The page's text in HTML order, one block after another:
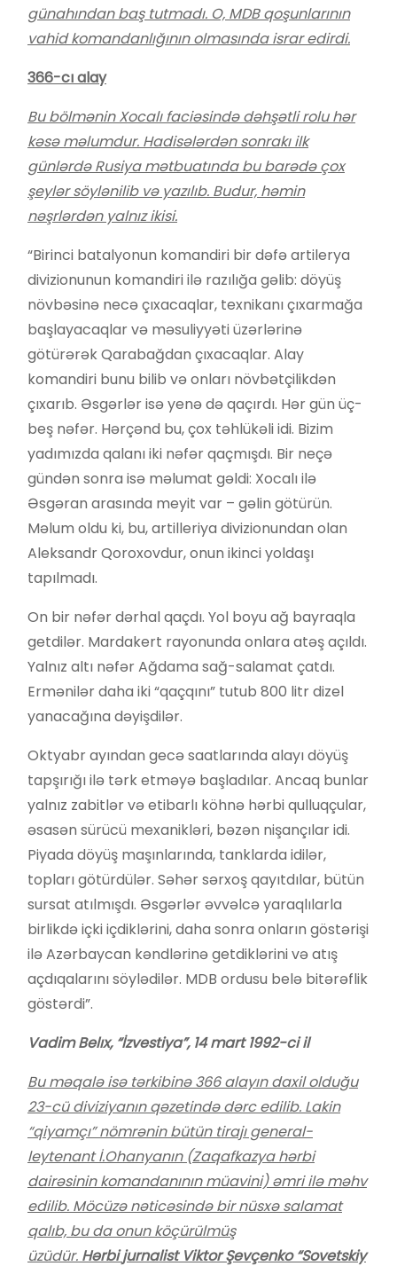
günahından baş tutmadı. O, MDB qoşunlarının
vahid komandanlığının olmasında israr edirdi.
366-cı alay
Bu bölmənin Xocalı faciəsində dəhşətli roluhər
kəsəməlumdur. Hadisələrdən sonrakı ilk
günlərdə Rusiya mətbuatında bu barədə çox
şeylərsöylənilibvə yazılıb. Budur, həmin
nəşrlərdən yalnız ikisi.
“Birinci batalyonun komandiri bir dəfə artilerya
divizionunun komandiri ilə razılığa gəlib: döyüş
növbəsinə necə çıxacaqlar, texnikanı çıxarmağa
başlayacaqlar və məsuliyyəti üzərlərinə
götürərək Qarabağdan çıxacaqlar. Alay
komandiri bunu bilib və onları növbətçilikdən
çıxarıb. Əsgərlər isə yenə də qaçırdı. Hər gün üç-
beş nəfər. Hərçənd bu, çox təhlükəli idi. Bizim
yadımızda qalanı iki nəfər qaçmışdı. Bir neçə
gündən sonra isə məlumat gəldi: Xocalı ilə
Əsgəran arasında meyit var – gəlin götürün.
Məlum oldu ki, bu, artilleriya divizionundan olan
Aleksandr Qoroxovdur, onun ikinci yoldaşı
tapılmadı.
On bir nəfər dərhal qaçdı. Yol boyu ağ bayraqla
getdilər. Mardakert rayonunda onlara atəş açıldı.
Yalnız altı nəfər Ağdama sağ-salamat çatdı.
Ermənilər daha iki “qaçqını” tutub 800 litr dizel
yanacağına dəyişdilər.
Oktyabr ayından gecə saatlarında alayı döyüş
tapşırığı ilə tərk etməyə başladılar. Ancaq bunlar
yalnız zabitlər və etibarlı köhnə hərbi qulluqçular,
əsasən sürücü mexanikləri, bəzən nişançılar idi.
Piyada döyüş maşınlarında, tanklarda idilər,
topları götürdülər. Səhər sərxoş qayıtdılar, bütün
sursat atılmışdı. Əsgərlər əvvəlcə yaraqlılarla
birlikdə içki içdiklərini, daha sonra onların göstərişi
ilə Azərbaycan kəndlərinə getdiklərini və atış
açdıqalarını söylədilər. MDB ordusu belə bitərəflik
göstərdi”.
Vadim Belıx, “İzvestiya”, 14 mart 1992-ci il
Bu məqalə isə tərkibinə 366 alayın daxil olduğu
23-cü diviziyanın qəzetində dərc edilib. Lakin
“qiyamçı” nömrənin bütün tirajı general-
leytenant İ.Ohanyanın (Zaqafkazya hərbi
dairəsinin komandanının müavini) əmri ilə məhv
edilib. Möcüzə nəticəsində bir nüsxə salamat
qalıb, bu da onun köçürülmüş
üzüdür. Hərbi jurnalist Viktor Şevçenko “Sovetskiy